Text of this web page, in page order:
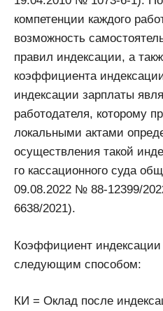
компетенции каждого
возможность
правил индексации, а
коэффициента
индексации зарплаты
работодателя, которому
локальными актами
осуществления такой
го кассационного суда
09.08.2022 № 88-12399/
6638/2021).
Коэффициент индексации
следующим способом:
КИ = Оклад после